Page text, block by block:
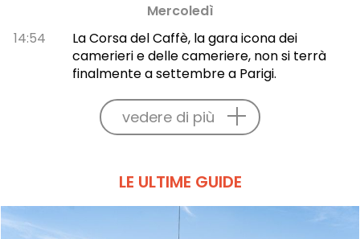
Mercoledì
14:54
La Corsa del Caffè, la gara icona dei
camerieri e delle cameriere, non si terrà
finalmente a settembre a Parigi.
vedere di più
LE ULTIME GUIDE